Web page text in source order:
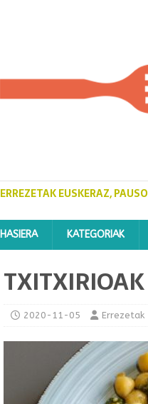
ERREZETAK EUSKERAZ,
HASIERA KATEGORIAK
2020-11-05 Errezetak